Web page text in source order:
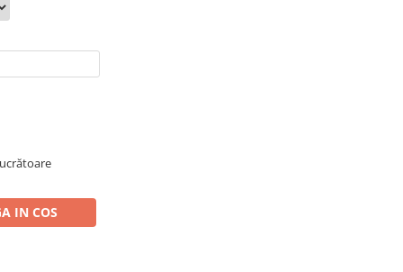
IN COS